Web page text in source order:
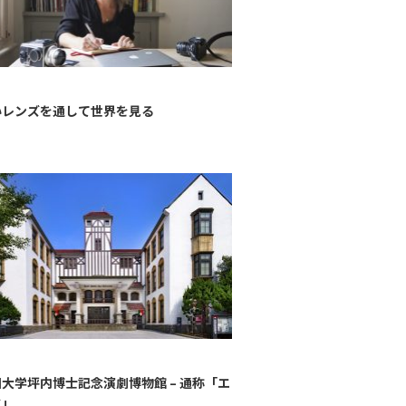
ンズを通して世界を見る
学坪内博士記念演劇博物館 – 通称「エ